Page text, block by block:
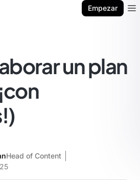
Empezar
un plan
Head of Content